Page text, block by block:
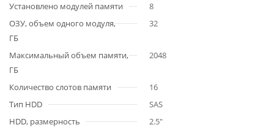
Установлено модулей памяти
8
ОЗУ, объем одного модуля,
ГБ
32
Максимальный объем памяти,
ГБ
2048
Количество слотов памяти
16
Тип HDD
SAS
HDD, размерность
2.5"